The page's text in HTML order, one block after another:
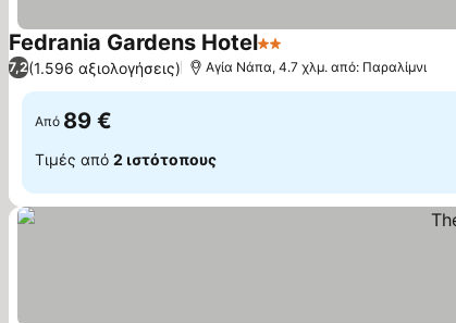
Fedrania Gardens Hotel2 Αστέρια
7,2(1.596 αξιολογήσεις) Αγία Νάπα, 4.7 χλμ. από: Παραλίμνι
Από 89 €
Τιμές από 2 ιστότοπους